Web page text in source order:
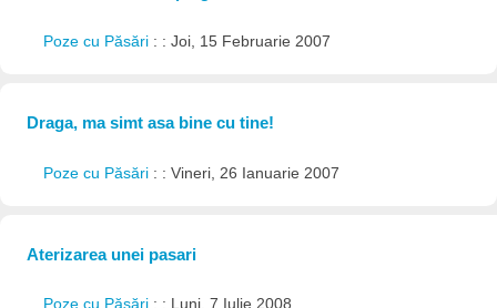
Poze cu Păsări : : Joi, 15 Februarie 2007
Draga, ma simt asa bine cu tine!
Poze cu Păsări : : Vineri, 26 Ianuarie 2007
Aterizarea unei pasari
Poze cu Păsări : : Luni, 7 Iulie 2008